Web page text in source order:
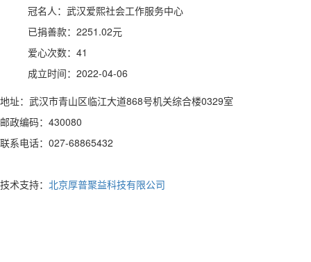
冠名人：武汉爱熙社会工作服务中心
已捐善款： 2251.02元
爱心次数：41
成立时间：2022-04-06
地址：武汉市青山区临江大道868号机关综合楼0329室
邮政编码：430080
联系电话：027-68865432
技术支持： 北京厚普聚益科技有限公司